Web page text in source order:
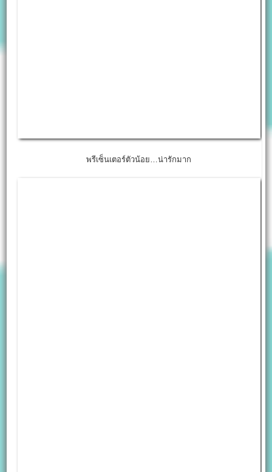
พรีเซ็นเตอร์ตัวน้อย…น่ารักมาก